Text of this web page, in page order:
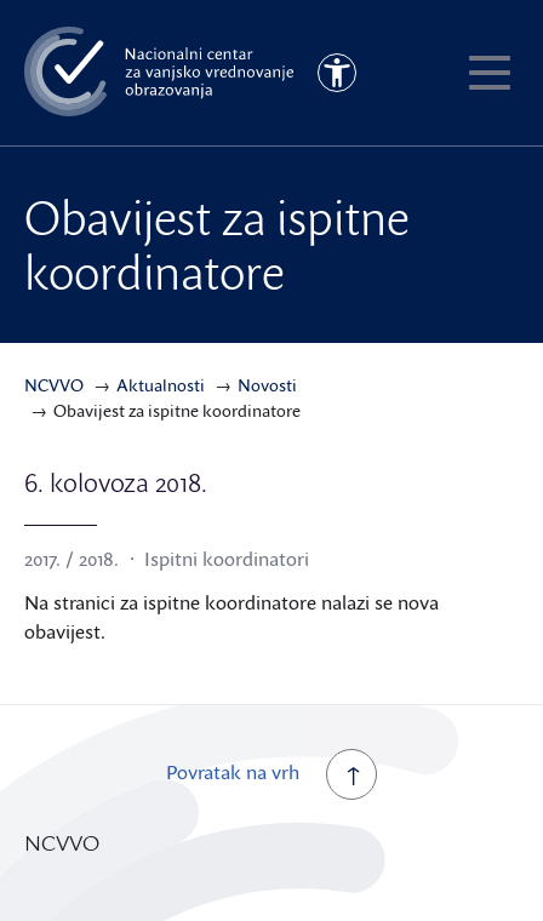
na
glavni
sadržaj
Pristupačnost
Obavijest za ispitne
koordinatore
NCVVO Aktualnosti
Novosti
Obavijest za ispitne koordinatore
6. kolovoza 2018.
2017. / 2018.
Ispitni koordinatori
Na stranici za ispitne koordinatore nalazi se nova
obavijest.
Povratak na vrh
NCVVO